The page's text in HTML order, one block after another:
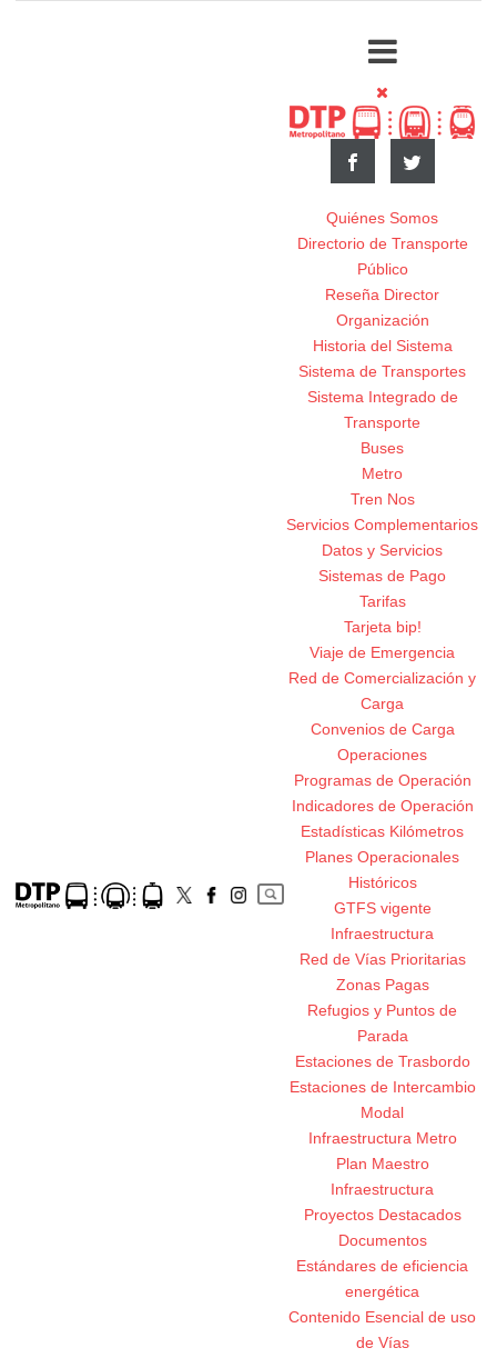
Quiénes Somos
Directorio de Transporte
Público
Reseña Director
Organización
Historia del Sistema
Sistema de Transportes
Sistema Integrado de
Transporte
Buses
Metro
Tren Nos
Servicios Complementarios
Datos y Servicios
Sistemas de Pago
Tarifas
Tarjeta bip!
Viaje de Emergencia
Red de Comercialización y
Carga
Convenios de Carga
Operaciones
Programas de Operación
Indicadores de Operación
Estadísticas Kilómetros
Planes Operacionales
Históricos
GTFS vigente
Infraestructura
Red de Vías Prioritarias
Zonas Pagas
Refugios y Puntos de
Parada
Estaciones de Trasbordo
Estaciones de Intercambio
Modal
Infraestructura Metro
Plan Maestro
Infraestructura
Proyectos Destacados
Documentos
Estándares de eficiencia
energética
Contenido Esencial de uso
de Vías